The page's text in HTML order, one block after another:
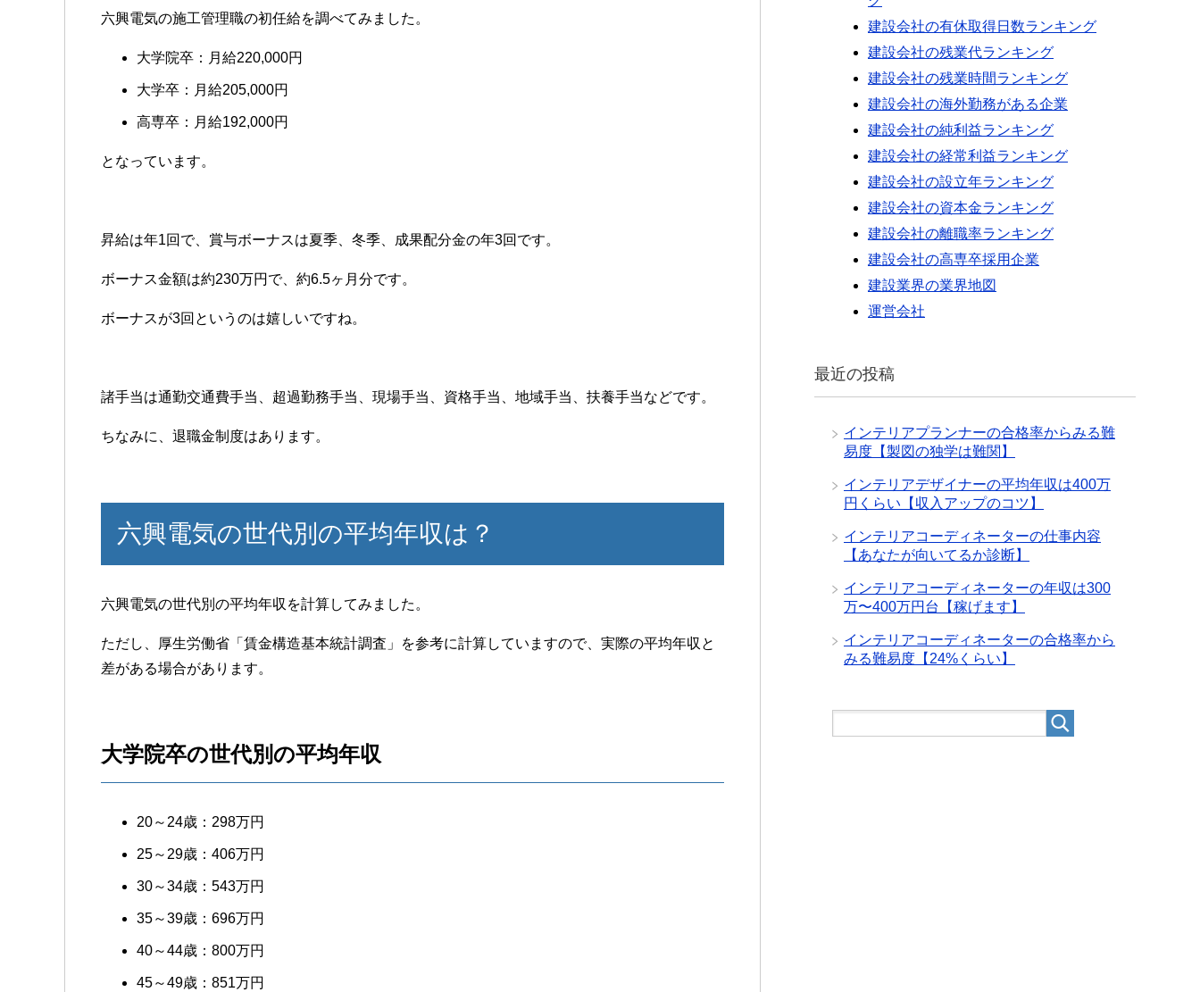
六興電気の施工管理職の初任給を調べてみました。
大学院卒：月給220,000円
大学卒：月給205,000円
高専卒：月給192,000円
となっています。
昇給は年1回で、賞与ボーナスは夏季、冬季、成果配分金の年3回です。
ボーナス金額は約230万円で、約6.5ヶ月分です。
ボーナスが3回というのは嬉しいですね。
諸手当は通勤交通費手当、超過勤務手当、現場手当、資格手当、地域手当、扶養手当などです。
ちなみに、退職金制度はあります。
六興電気の世代別の平均年収は？
六興電気の世代別の平均年収を計算してみました。
ただし、厚生労働省「賃金構造基本統計調査」を参考に計算していますので、実際の平均年収と
差がある場合があります。
大学院卒の世代別の平均年収
20～24歳：298万円
25～29歳：406万円
30～34歳：543万円
35～39歳：696万円
40～44歳：800万円
45～49歳：851万円
建設会社の有休取得日数ランキング
建設会社の残業代ランキング
建設会社の残業時間ランキング
建設会社の海外勤務がある企業
建設会社の純利益ランキング
建設会社の経常利益ランキング
建設会社の設立年ランキング
建設会社の資本金ランキング
建設会社の離職率ランキング
建設会社の高専卒採用企業
建設業界の業界地図
運営会社
最近の投稿
インテリアプランナーの合格率からみる難
易度【製図の独学は難関】
インテリアデザイナーの平均年収は400万
円くらい【収入アップのコツ】
インテリアコーディネーターの仕事内容
【あなたが向いてるか診断】
インテリアコーディネーターの年収は300
万〜400万円台【稼げます】
インテリアコーディネーターの合格率から
みる難易度【24%くらい】